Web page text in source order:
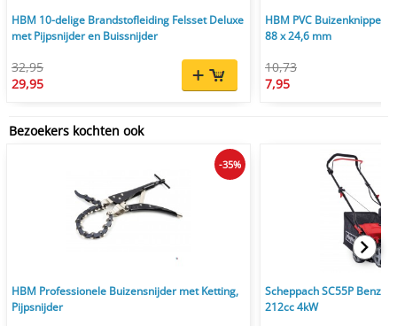
HBM 10-delige Brandstofleiding Felsset Deluxe
met Pijpsnijder en Buissnijder
32,95
29,95
HBM PVC Buizenknipper
88 x 24,6 mm
10,73
7,95
Bezoekers kochten ook
HBM Professionele Buizensnijder met Ketting,
Pijpsnijder
-35%
Scheppach SC55P
212cc 4kW